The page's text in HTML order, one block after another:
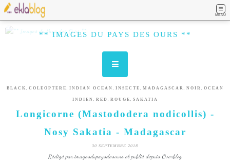
MENU
** IMAGES DU PAYS DES OURS **
BLACK , COLEOPTERE , INDIAN OCEAN , INSECTE , MADAGASCAR , NOIR , OCEAN
INDIEN , RED , ROUGE , SAKATIA
Longicorne (Mastododera nodicollis) -
Nosy Sakatia - Madagascar
30 SEPTEMBRE 2018
Rédigé par imagesdupaysdesours et publié depuis Overblog